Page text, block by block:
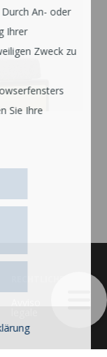
An- oder
Ihrer
Zweck zu
Sie Ihre